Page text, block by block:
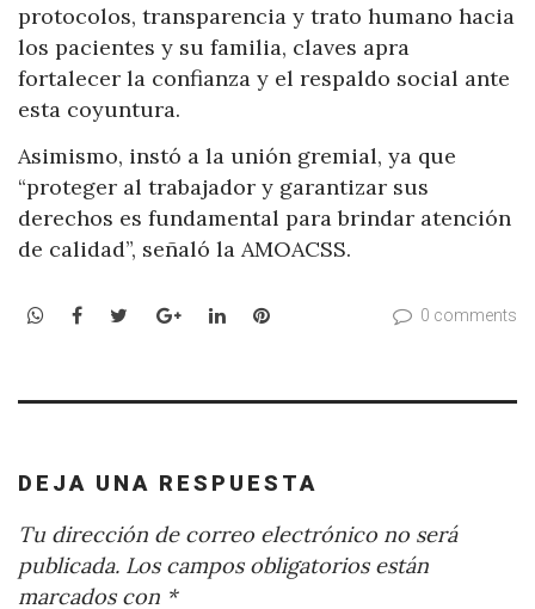
protocolos, transparencia y trato humano hacia
los pacientes y su familia, claves apra
fortalecer la confianza y el respaldo social ante
esta coyuntura.
Asimismo, instó a la unión gremial, ya que
“proteger al trabajador y garantizar sus
derechos es fundamental para brindar atención
de calidad”, señaló la AMOACSS.
WhatsApp
Facebook
TwitterGoogle+LinkedInPinterest 0 comments
DEJA UNA RESPUESTA
Tu dirección de correo electrónico no será
publicada. Los campos obligatorios están
marcados con *